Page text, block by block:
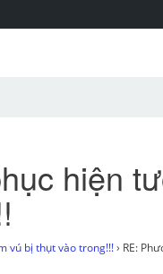
hiện
vú bị thụt vào trong!!! › RE: